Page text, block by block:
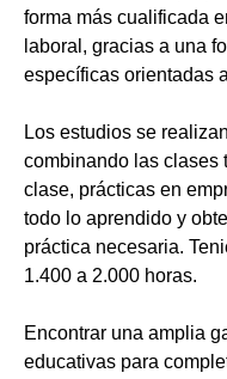
forma más cualificada
laboral, gracias a una
específicas orientadas
Los estudios se
combinando las clases
clase, prácticas en
todo lo aprendido y
práctica necesaria.
1.400 a 2.000 horas.
Encontrar una amplia
educativas para